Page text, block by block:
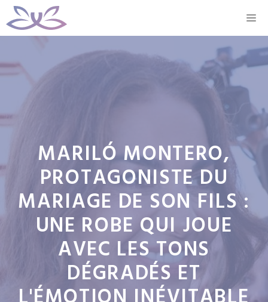
Aller
au
MARILÓ MONTERO,
PROTAGONISTE DU
MARIAGE DE SON FILS :
UNE ROBE QUI JOUE
AVEC LES TONS
DÉGRADÉS ET